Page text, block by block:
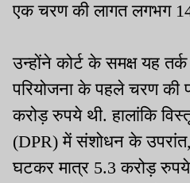
एक चरण की लागत लगभग
उन्होंने कोर्ट के समक्ष यह
परियोजना के पहले चरण की
करोड़ रुपये थी. हालांकि
(DPR) में संशोधन के
घटकर मात्र 5.3 करोड़